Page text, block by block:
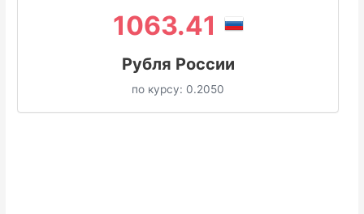
1063.41
Рубля России
по курсу: 0.2050